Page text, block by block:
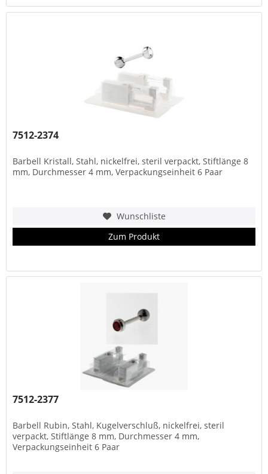
7512-2374
Barbell Kristall, Stahl, nickelfrei, steril verpackt, Stiftlänge 8
mm, Durchmesser 4 mm, Verpackungseinheit 6 Paar
Wunschliste
Zum Produkt
7512-2377
Barbell Rubin, Stahl, Kugelverschluß, nickelfrei, steril
verpackt, Stiftlänge 8 mm, Durchmesser 4 mm,
Verpackungseinheit 6 Paar